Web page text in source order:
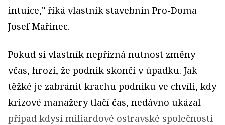
intuice," říká vlastník stavebnin Pro-Doma
Josef Mařinec.
Pokud si vlastník nepřizná nutnost změny
včas, hrozí, že podnik skončí v úpadku. Jak
těžké je zabránit krachu podniku ve chvíli, kdy
krizové manažery tlačí čas, nedávno ukázal
případ kdysi miliardové ostravské společnosti